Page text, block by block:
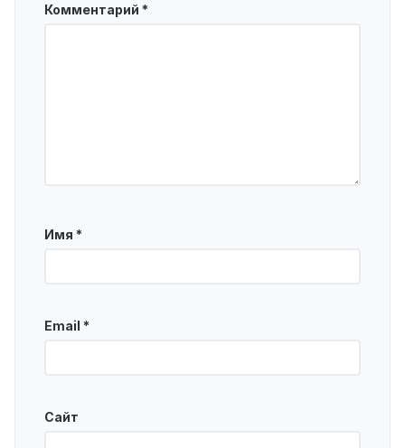
Комментарий *
Имя *
Email *
Сайт